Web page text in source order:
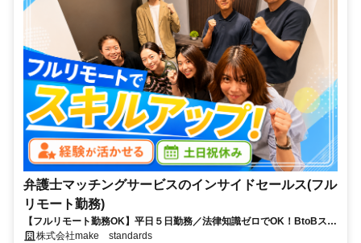
弁護士マッチングサービスのインサイドセールス(フル
リモート勤務)
【フルリモート勤務OK】平日５日勤務／法律知識ゼロでOK！BtoBスキ
ルが身につく営業職
株式会社make standards